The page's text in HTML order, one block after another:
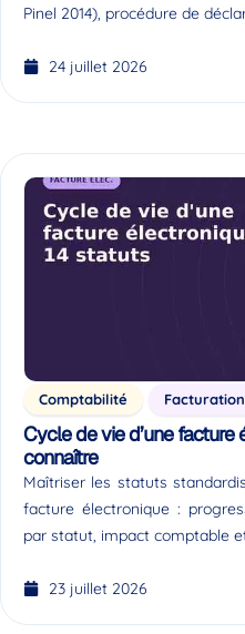
Pinel 2014), procédure de
24 juillet 2026
Comptabilité Facturation
Cycle de vie d’une facture
connaître
Maîtriser les statuts
facture électronique :
par statut, impact comptable
23 juillet 2026